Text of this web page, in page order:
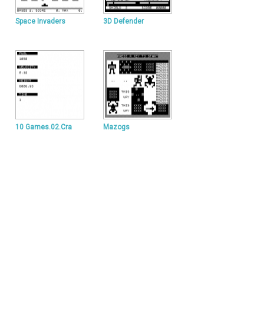
Space Invaders 3D Defender
10 Games.02.Cra Mazogs